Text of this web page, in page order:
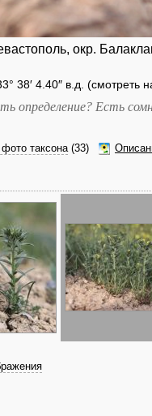
окр.
38′ 4.40″ в.д. (смотреть
определение? Есть
таксона(33)